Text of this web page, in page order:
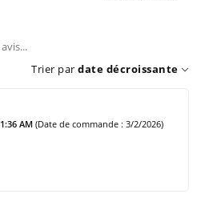
Trier par date décroissante
AM(Date de commande : 3/2/2026)